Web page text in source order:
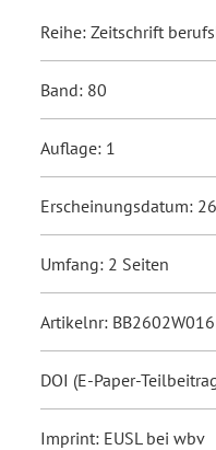
Reihe: Zeitschrift
Band: 80
Auflage: 1
Erscheinungsdatum:
Umfang: 2 Seiten
Artikelnr: BB2602W016
DOI (E-Paper-
Imprint: EUSL bei wbv